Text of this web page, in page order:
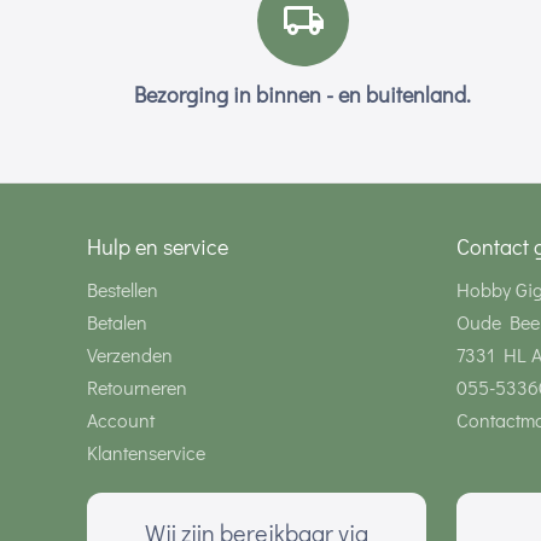
Bezorging in binnen - en buitenland.
Hulp en service
Bestellen
Betalen
Verzenden
Retourneren
Account
Klantenservice
Contact
Hobby
Oude
7331 HL
055-
Wij zijn bereikbaar via